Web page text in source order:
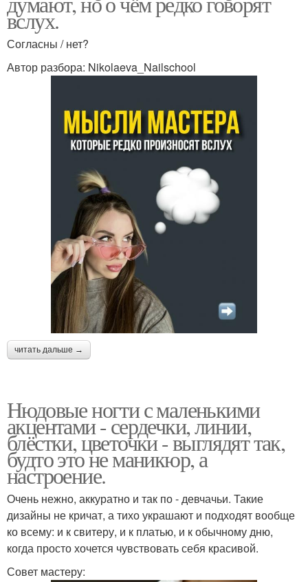
вслух.
Согласны / нет?
Автор разбора: Nikolaeva_Nailschool
читать дальше →
Нюдовые ногти с маленькими
акцентами - сердечки, линии,
блёстки, цветочки - выглядят так,
будто это не маникюр, а
настроение.
Очень нежно, аккуратно и так по - девчачьи. Такие
дизайны не кричат, а тихо украшают и подходят вообще
ко всему: и к свитеру, и к платью, и к обычному дню,
когда просто хочется чувствовать себя красивой.
Совет мастеру: